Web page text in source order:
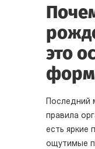
это
Последний
правила
есть яркие
ощутимые